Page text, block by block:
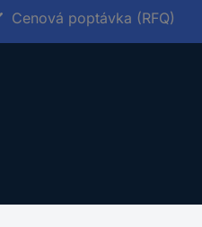
Cenová poptávka (RFQ)